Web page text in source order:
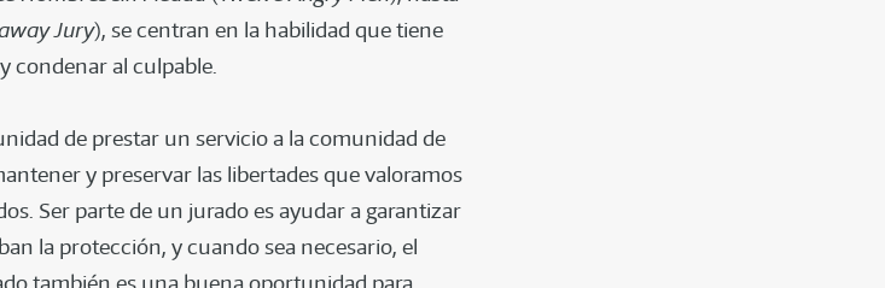
Jury), se centran en la habilidad que tiene
condenar al culpable.
de prestar un servicio a la comunidad de
y preservar las libertades que valoramos
Ser parte de un jurado es ayudar a garantizar
la protección, y cuando sea necesario, el